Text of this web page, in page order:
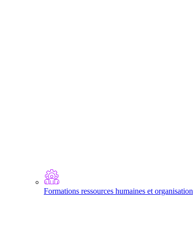
Formations ressources humaines et organisation